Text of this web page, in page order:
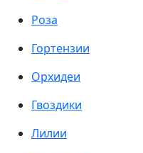
Роза
Гортензии
Орхидеи
Гвоздики
Лилии